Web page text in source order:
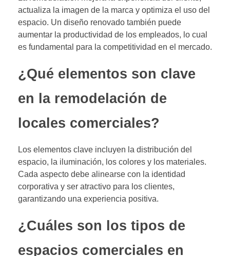
actualiza la imagen de la marca y optimiza el uso del
espacio. Un diseño renovado también puede
aumentar la productividad de los empleados, lo cual
es fundamental para la competitividad en el mercado.
¿Qué elementos son clave
en la remodelación de
locales comerciales?
Los elementos clave incluyen la distribución del
espacio, la iluminación, los colores y los materiales.
Cada aspecto debe alinearse con la identidad
corporativa y ser atractivo para los clientes,
garantizando una experiencia positiva.
¿Cuáles son los tipos de
espacios comerciales en